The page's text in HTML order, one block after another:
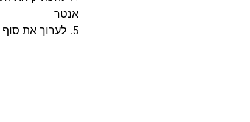
אנטר
5. לערוך את סוף הקישור על ידי החלפת המילה "edit" וכל מה שאחריה ב"copy"